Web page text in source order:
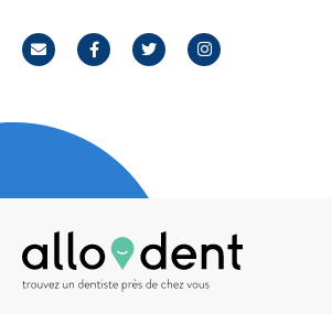
CourrielFacebookTwitterInstagram